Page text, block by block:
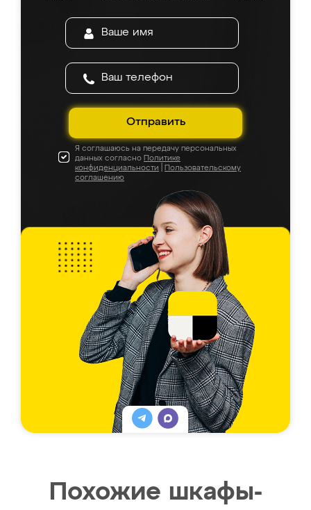
Отправить
Я соглашаюсь на передачу персональных
данных согласно Политике
конфиденциальности
Пользовательскому
соглашению
Похожие шкафы-